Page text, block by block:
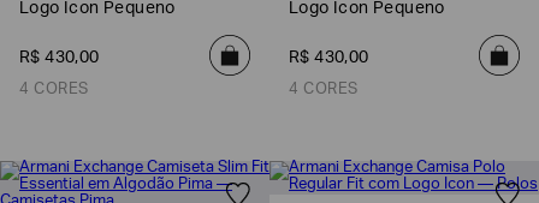
Logo Icon Pequeno
R$ 430,00
4 CORES
Logo Icon Pequeno
R$ 430,00
4 CORES